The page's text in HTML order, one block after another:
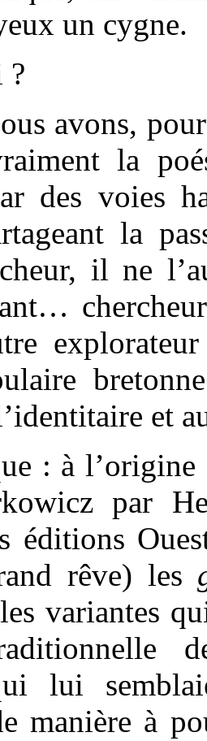
un cygne.
?
avons,
la
des voies
la
il ne
et
: à
par
éditions
rêve) les
variantes
lui
manière à